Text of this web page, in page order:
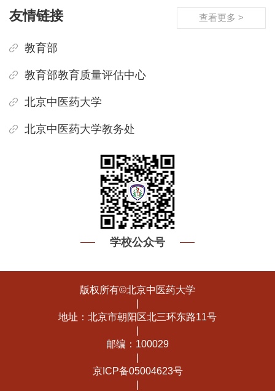
查看更多 >
友情链接
教育部
教育部教育质量评估中心
北京中医药大学
北京中医药大学教务处
学校公众号
版权所有©北京中医药大学
地址：北京市朝阳区北三环东路11号
邮编：100029
京ICP备05004623号